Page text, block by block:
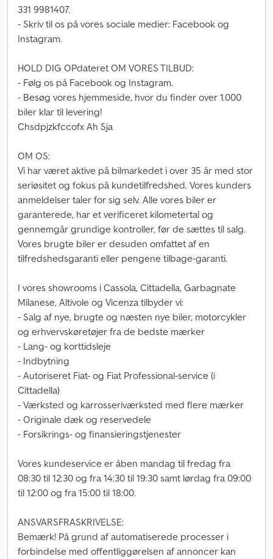
331 9981407.
- Skriv til os på vores sociale medier: Facebook og
Instagram.
HOLD DIG OPdateret OM VORES TILBUD:
- Følg os på Facebook og Instagram.
- Besøg vores hjemmeside, hvor du finder over 1.000
biler klar til levering!
Chsdpjzkfccofx Ah Sja
OM OS:
Vi har været aktive på bilmarkedet i over 35 år med stor
seriøsitet og fokus på kundetilfredshed. Vores kunders
anmeldelser taler for sig selv. Alle vores biler er
garanterede, har et verificeret kilometertal og
gennemgår grundige kontroller, før de sættes til salg.
Vores brugte biler er desuden omfattet af en
tilfredshedsgaranti eller pengene tilbage-garanti.
I vores showrooms i Cassola, Cittadella, Garbagnate
Milanese, Altivole og Vicenza tilbyder vi:
- Salg af nye, brugte og næsten nye biler, motorcykler
og erhvervskøretøjer fra de bedste mærker
- Lang- og korttidsleje
- Indbytning
- Autoriseret Fiat- og Fiat Professional-service (i
Cittadella)
- Værksted og karrosseriværksted med flere mærker
- Originale dæk og reservedele
- Forsikrings- og finansieringstjenester
Vores kundeservice er åben mandag til fredag fra
08:30 til 12:30 og fra 14:30 til 19:30 samt lørdag fra 09:00
til 12:00 og fra 15:00 til 18:00.
ANSVARSFRASKRIVELSE:
Bemærk! På grund af automatiserede processer i
forbindelse med offentliggørelsen af annoncer kan